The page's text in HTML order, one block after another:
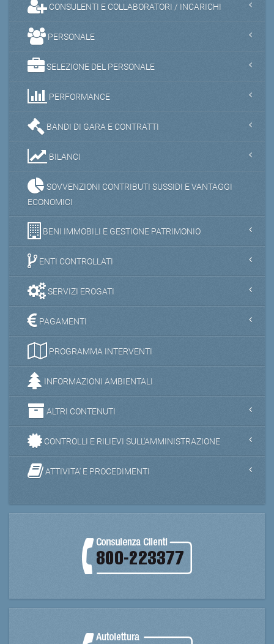
CONSULENTI E COLLABORATORI / INCARICHI
PERSONALE
SELEZIONE DEL PERSONALE
PERFORMANCE
BANDI DI GARA E CONTRATTI
BILANCI
SOVVENZIONI CONTRIBUTI SUSSIDI E VANTAGGI
ECONOMICI
BENI IMMOBILI E GESTIONE PATRIMONIO
ENTI CONTROLLATI
SERVIZI EROGATI
PAGAMENTI
PROGRAMMA INTERVENTI
INFORMAZIONI AMBIENTALI
ALTRI CONTENUTI
CONTROLLI E RILIEVI SULL'AMMINISTRAZIONE
ATTIVITA' E PROCEDIMENTI